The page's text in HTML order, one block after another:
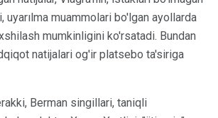
uyarılma muammolari bo'lgan ayollarda
mumkinligini ko'rsatadi. Bundan
natijalari og'ir platsebo ta'siriga
Berman singillari, taniqli